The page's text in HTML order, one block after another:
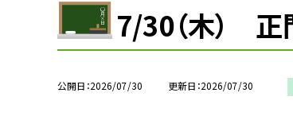
7/30（木）
公開日 2026/07/30 更新日 2026/07/30